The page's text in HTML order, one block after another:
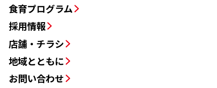
食育プログラム
採用情報
店舗・チラシ
地域とともに
お問い合わせ